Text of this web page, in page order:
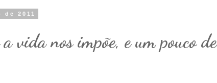
2011
vida nos impõe, e um pouco de